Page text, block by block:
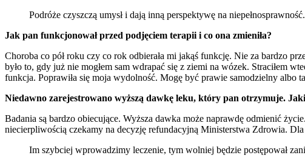
Podróże czyszczą umysł i dają inną perspektywę na
Jak pan funkcjonował przed podjęciem terapii i co ona zmieniła?
Choroba co pół roku czy co rok odbierała mi jakąś funkcję. Nie za bardzo
było to, gdy już nie mogłem sam wdrapać się z ziemi na wózek. Straciłem
funkcja. Poprawiła się moja wydolność. Mogę być prawie samodzielny albo
Niedawno zarejestrowano wyższą dawkę leku, który pan otrzymuje.
Badania są bardzo obiecujące. Wyższa dawka może naprawdę odmienić
niecierpliwością czekamy na decyzję refundacyjną Ministerstwa Zdrowia.
Im szybciej wprowadzimy leczenie, tym wolniej będzie postępował